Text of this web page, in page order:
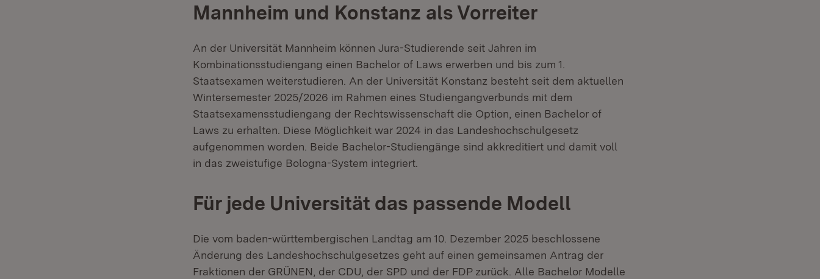
Mannheim und Konstanz als Vorreiter
An der Universität Mannheim können Jura-Studierende seit Jahren im
Kombinationsstudiengang einen Bachelor of Laws erwerben und bis zum 1.
Staatsexamen weiterstudieren. An der Universität Konstanz besteht seit dem aktuellen
Wintersemester 2025/2026 im Rahmen eines Studiengangverbunds mit dem
Staatsexamensstudiengang der Rechtswissenschaft die Option, einen Bachelor of
Laws zu erhalten. Diese Möglichkeit war 2024 in das Landeshochschulgesetz
aufgenommen worden. Beide Bachelor-Studiengänge sind akkreditiert und damit voll
in das zweistufige Bologna-System integriert.
Für jede Universität das passende Modell
Die vom baden-württembergischen Landtag am 10. Dezember 2025 beschlossene
Änderung des Landeshochschulgesetzes geht auf einen gemeinsamen Antrag der
Fraktionen der GRÜNEN, der CDU, der SPD und der FDP zurück. Alle Bachelor Modelle